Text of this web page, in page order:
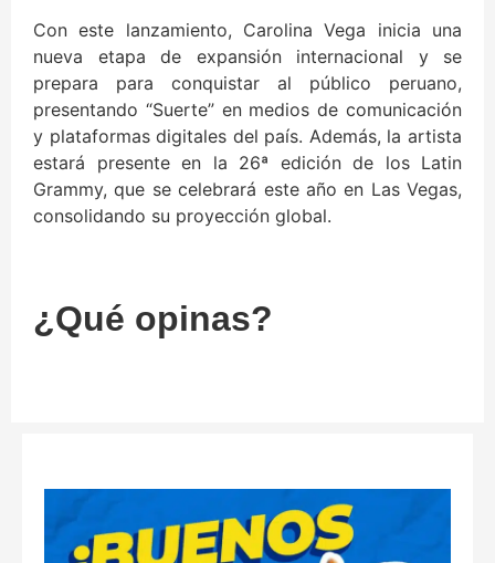
Con este lanzamiento, Carolina Vega inicia una
nueva etapa de expansión internacional y se
prepara para conquistar al público peruano,
presentando “Suerte” en medios de comunicación
y plataformas digitales del país. Además, la artista
estará presente en la 26ª edición de los Latin
Grammy, que se celebrará este año en Las Vegas,
consolidando su proyección global.
¿Qué opinas?